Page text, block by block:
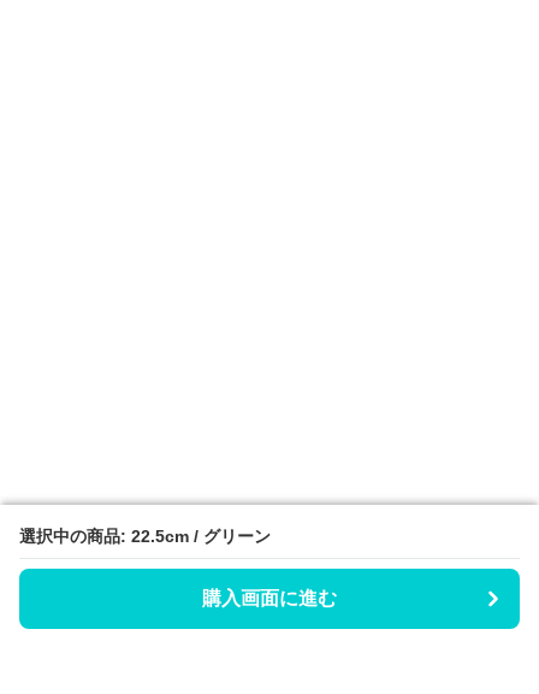
選択中の商品: 22.5cm / グリーン
購入画面に進む
選択中の商品: 22.5cm / グリーン
購入画面に進む